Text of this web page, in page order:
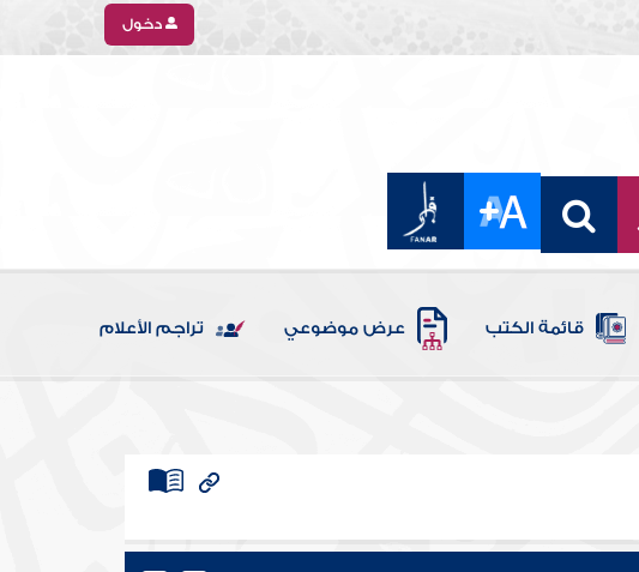
دخول
قائمة الكتب عرض موضوعي تراجم الأعلام